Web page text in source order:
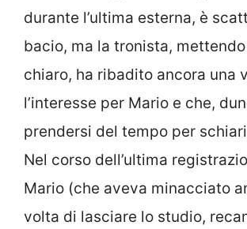
durante l’ultima esterna, è
bacio, ma la tronista,
chiaro, ha ribadito ancora una
l’interesse per Mario e che,
prendersi del tempo per
Nel corso dell’ultima
Mario (che aveva minacciato
volta di lasciare lo studio,